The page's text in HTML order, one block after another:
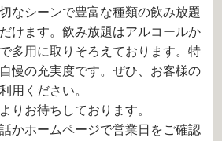
なシーンで豊富な種類の飲み放題
けます。飲み放題はアルコールか
多用に取りそろえております。特
慢の充実度です。ぜひ、お客様の
用ください。
りお待ちしております。
かホームページで営業日をご確認